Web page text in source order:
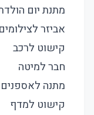
מתנת יום
אביזר לצילומים
קישוט לרכב
חבר למיטה
מתנה לאספנים
קישוט למדף